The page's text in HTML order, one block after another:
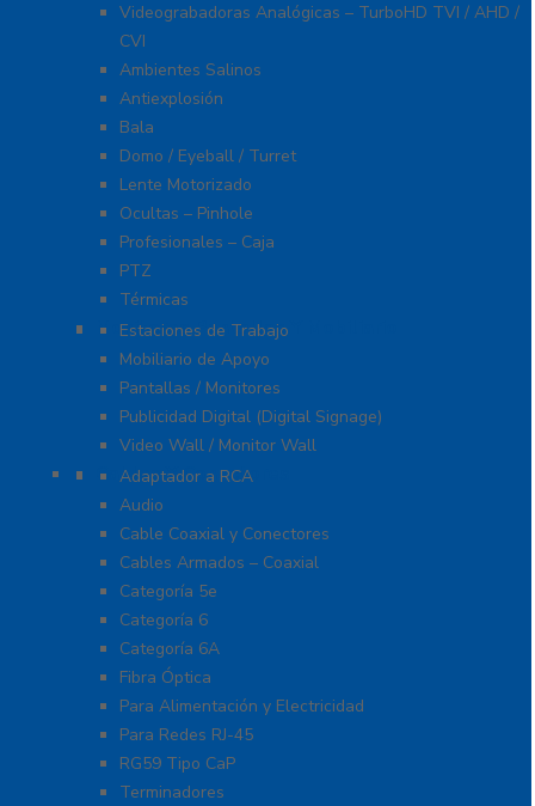
Videograbadoras Analógicas – TurboHD TVI / AHD /
CVI
Ambientes Salinos
Antiexplosión
Bala
Domo / Eyeball / Turret
Lente Motorizado
Ocultas – Pinhole
Profesionales – Caja
PTZ
Térmicas
Monitores Pantallas Y Mobiliario
Estaciones de Trabajo
Mobiliario de Apoyo
Pantallas / Monitores
Publicidad Digital (Digital Signage)
Video Wall / Monitor Wall
Cables Y Conectores
Adaptador a RCA
Audio
Cable Coaxial y Conectores
Cables Armados – Coaxial
Categoría 5e
Categoría 6
Categoría 6A
Fibra Óptica
Para Alimentación y Electricidad
Para Redes RJ-45
RG59 Tipo CaP
Terminadores